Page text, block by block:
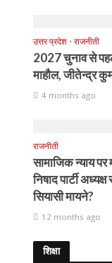
उत्तर प्रदेश • राजनीती
2027 चुनाव से
माहौल, जीतेन्द्र
4 months ago
राजनीती
सामाजिक न्याय
निषाद पार्टी
सियासी मायने?
12 months ago
शिक्षा